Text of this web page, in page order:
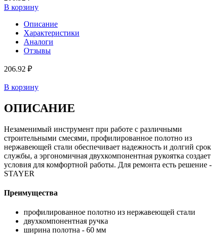
В корзину
Описание
Характеристики
Аналоги
Отзывы
206.92 ₽
В корзину
ОПИСАНИЕ
Незаменимый инструмент при работе с различными
строительными смесями, профилированное полотно из
нержавеющей стали обеспечивает надежность и долгий срок
службы, а эргономичная двухкомпонентная рукоятка создает
условия для комфортной работы. Для ремонта есть решение -
STAYER
Преимущества
профилированное полотно из нержавеющей стали
двухкомпонентная ручка
ширина полотна - 60 мм